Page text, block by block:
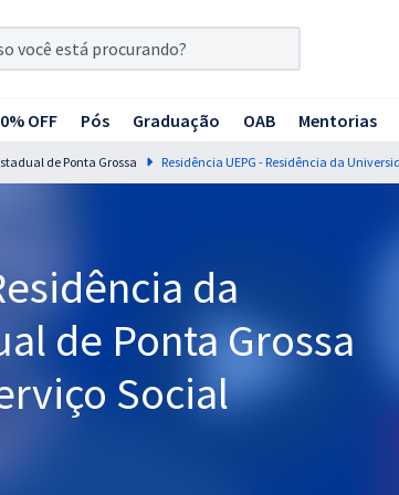
OFF Pós Graduação OAB Mentorias
de Ponta Grossa
da
de Ponta Grossa
Social